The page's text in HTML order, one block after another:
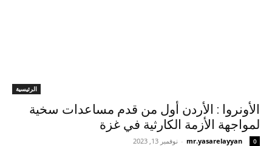
الرئيسية
الأونروا : الأردن أول من قدم مساعدات سخية
لمواجهة الأزمة الكارثية في غزة
mr.yasarelayyan
- نوفمبر 13, 2023 0